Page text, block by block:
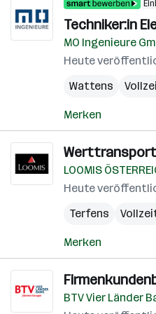
Techniker:in
MO Ingenieure
Heute
Wattens
Merken
LOOMIS
Heute
Terfens
Merken
BTV Vier Länder